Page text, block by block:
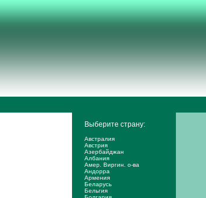
Выберите страну:
Австралия
Австрия
Азербайджан
Албания
Амер. Виргин. о-ва
Андорра
Армения
Беларусь
Бельгия